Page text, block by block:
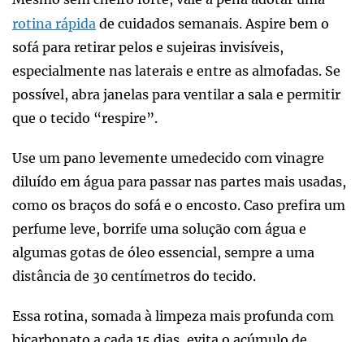
rotina rápida de cuidados semanais. Aspire bem o
sofá para retirar pelos e sujeiras invisíveis,
especialmente nas laterais e entre as almofadas. Se
possível, abra janelas para ventilar a sala e permitir
que o tecido “respire”.
Use um pano levemente umedecido com vinagre
diluído em água para passar nas partes mais usadas,
como os braços do sofá e o encosto. Caso prefira um
perfume leve, borrife uma solução com água e
algumas gotas de óleo essencial, sempre a uma
distância de 30 centímetros do tecido.
Essa rotina, somada à limpeza mais profunda com